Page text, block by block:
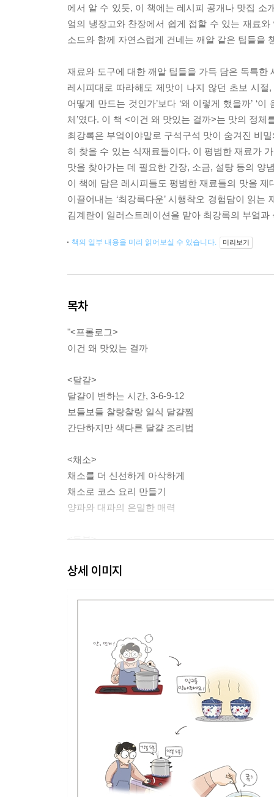
에서 알 수 있듯, 이 책에는 레시피 공개나 맛집 소
엌의 냉장고와 찬장에서 쉽게 접할 수 있는 재료
소드와 함께 자연스럽게 건네는 깨알 같은 팁들을
재료와 도구에 대한 깨알 팁들을 가득 담은 독특한
레시피대로 따라해도 제맛이 나지 않던 초보 시
어떻게 만드는 것인가’보다 ‘왜 이렇게 했을까’ ‘
체’였다. 이 책 <이건 왜 맛있는 걸까>는 맛의 정
최강록은 부엌이야말로 구석구석 맛이 숨겨진 비
히 찾을 수 있는 식재료들이다. 이 평범한 재료가
맛을 찾아가는 데 필요한 간장, 소금, 설탕 등의 양
이 책에 담은 레시피들도 평범한 재료들의 맛을
이끌어내는 ‘최강록다운’ 시행착오 경험담이 읽
김계란이 일러스트레이션을 맡아 최강록의 부엌
책의 일부 내용을 미리 읽어보실 수 있습니다. 미리보기
목차
"<프롤로그>
이건 왜 맛있는 걸까
<달걀>
달걀이 변하는 시간, 3-6-9-12
보들보들 찰랑찰랑 일식 달걀찜
간단하지만 색다른 달걀 조리법
<채소>
채소를 더 신선하게 아삭하게
채소로 코스 요리 만들기
양파와 대파의 은밀한 매력
<두부>
닭고기, 부위별로 100% 활용하기
소고기와 돼지고기, 최고로 부드러운 육질을 찾아서
활어냐 선어냐
생선회의 종류, 제대로 알고 먹자
우동 국물을 넣은 김치찜
상세 이미지